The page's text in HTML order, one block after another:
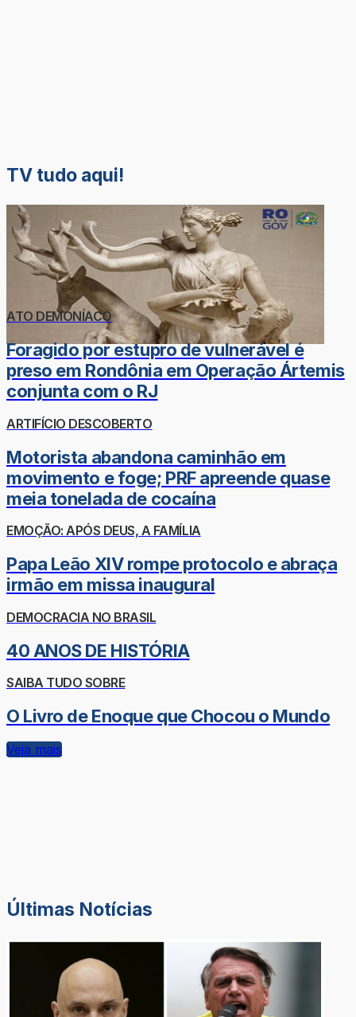
TV tudo aqui!
ATO DEMONÍACO
Foragido por estupro de vulnerável é
preso em Rondônia em Operação Ártemis
conjunta com o RJ
ARTIFÍCIO DESCOBERTO
Motorista abandona caminhão em
movimento e foge; PRF apreende quase
meia tonelada de cocaína
EMOÇÃO: APÓS DEUS, A FAMÍLIA
Papa Leão XIV rompe protocolo e abraça
irmão em missa inaugural
DEMOCRACIA NO BRASIL
40 ANOS DE HISTÓRIA
SAIBA TUDO SOBRE
O Livro de Enoque que Chocou o Mundo
Veja mais
Últimas Notícias